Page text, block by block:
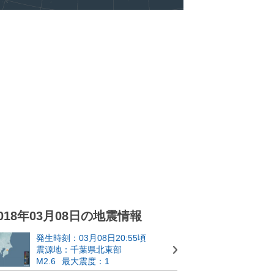
年03月08日の地震情報
発生時刻：03月08日20:55頃
震源地：千葉県北東部
M2.6
最大震度：1